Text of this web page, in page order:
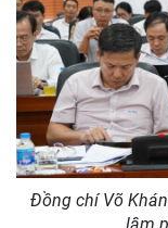
Đồng chí Võ